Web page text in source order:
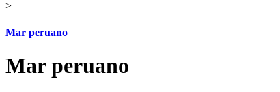
>
Mar peruano
Mar peruano